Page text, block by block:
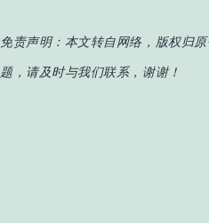
免责声明： 本文转自网络，版权归
题，请及时与我们联系，谢谢！